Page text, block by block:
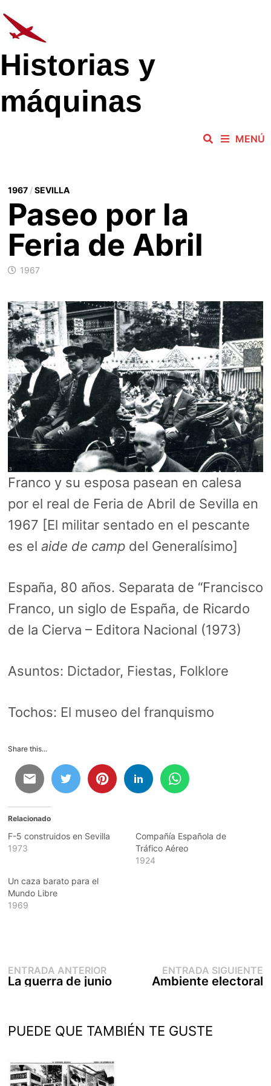
al
contenido
Historias y
máquinas
MENÚ
1967/SEVILLA
Paseo por la
Feria de Abril
1967
Franco y su esposa pasean en calesa
por el real de Feria de Abril de Sevilla en
1967 [El militar sentado en el pescante
es el aide de campdel Generalísimo]
España, 80 años. Separata de “Francisco
Franco, un siglo de España, de Ricardo
de la Cierva – Editora Nacional (1973)
Asuntos: Dictador, Fiestas, Folklore
Tochos: El museo del franquismo
Share this...
Relacionado
F-5 construidos en Sevilla
1973
Compañía Española de
Tráfico Aéreo
1924
Un caza barato para el
Mundo Libre
1969
Navegación
de
ENTRADA ANTERIOREntrada
anterior:
La guerra de junio
ENTRADA SIGUIENTE
Ambiente electoral
PUEDE QUE TAMBIÉN TE GUSTE